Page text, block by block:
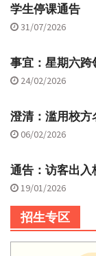
学生停课通告
31/07/2026
事宜：星期六跨
24/02/2026
澄清：滥用校方
06/02/2026
通告：访客出
19/01/2026
招生专区